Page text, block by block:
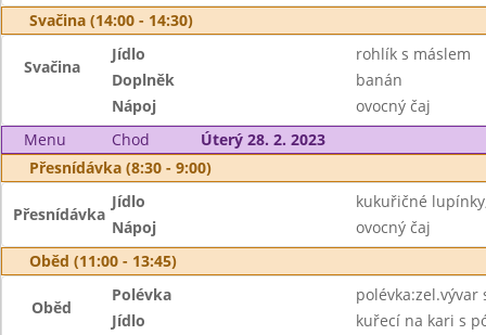
Svačina (14:00 - 14:30)
Svačina
Jídlo
rohlík s máslem
Doplněk
banán
Nápoj
ovocný čaj
Menu
Chod
Úterý 28. 2. 2023
Přesnídávka (8:30 - 9:00)
Přesnídávka
Jídlo
kukuřičné
Nápoj
ovocný čaj
Oběd (11:00 - 13:45)
Oběd
Polévka
Jídlo
kuřecí na kari s